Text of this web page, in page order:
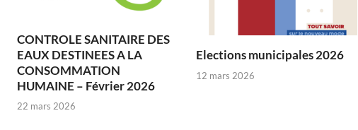
CONTROLE SANITAIRE DES
EAUX DESTINEES A LA
CONSOMMATION
HUMAINE – Février 2026
22 mars 2026
Elections municipales 2026
12 mars 2026